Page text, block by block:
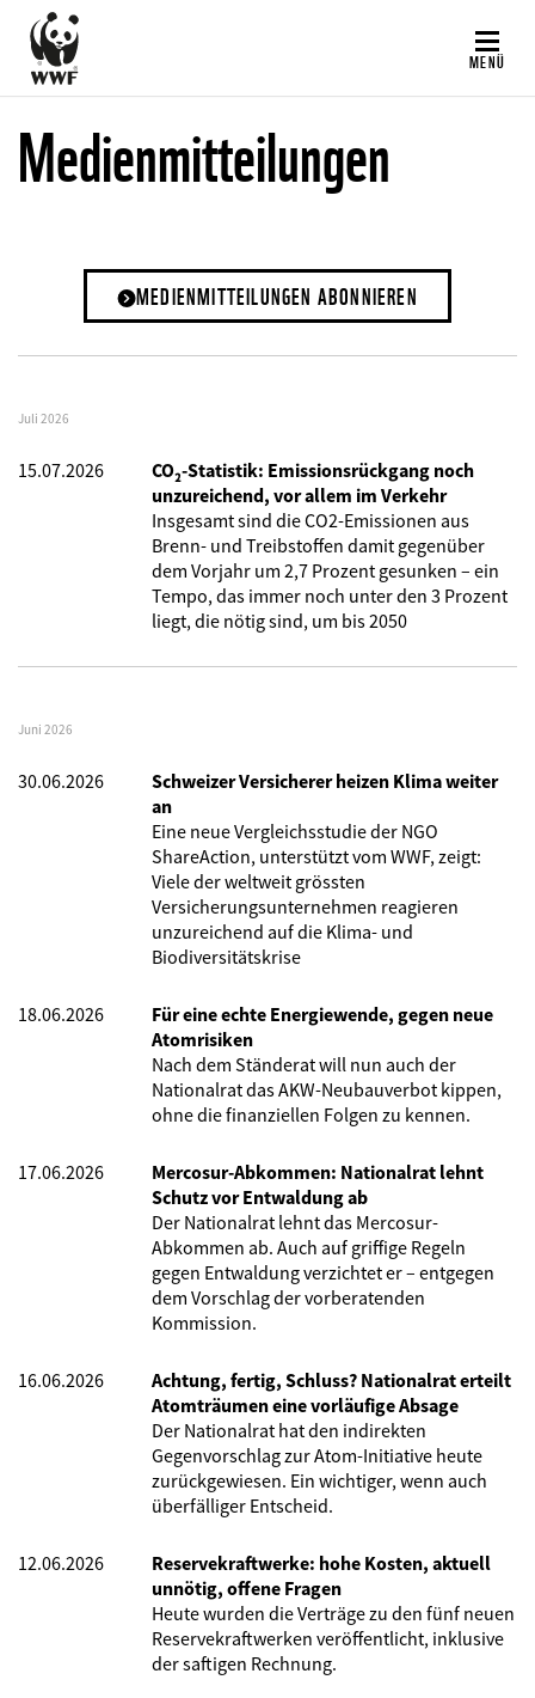
Direkt
zum
Inhalt
MENÜ
Medienmitteilungen
MEDIENMITTEILUNGEN ABONNIEREN
Juli 2026
15.07.2026
CO₂-Statistik: Emissionsrückgang noch
unzureichend, vor allem im Verkehr
Insgesamt sind die CO2-Emissionen aus
Brenn- und Treibstoffen damit gegenüber
dem Vorjahr um 2,7 Prozent gesunken – ein
Tempo, das immer noch unter den 3 Prozent
liegt, die nötig sind, um bis 2050
Juni 2026
30.06.2026
Schweizer Versicherer heizen Klima weiter
an
Eine neue Vergleichsstudie der NGO
ShareAction, unterstützt vom WWF, zeigt:
Viele der weltweit grössten
Versicherungsunternehmen reagieren
unzureichend auf die Klima- und
Biodiversitätskrise
18.06.2026
Für eine echte Energiewende, gegen neue
Atomrisiken
Nach dem Ständerat will nun auch der
Nationalrat das AKW-Neubauverbot kippen,
ohne die finanziellen Folgen zu kennen.
17.06.2026
Mercosur-Abkommen: Nationalrat lehnt
Schutz vor Entwaldung ab
Der Nationalrat lehnt das Mercosur-
Abkommen ab. Auch auf griffige Regeln
gegen Entwaldung verzichtet er – entgegen
dem Vorschlag der vorberatenden
Kommission.
16.06.2026
Achtung, fertig, Schluss? Nationalrat erteilt
Atomträumen eine vorläufige Absage
Der Nationalrat hat den indirekten
Gegenvorschlag zur Atom-Initiative heute
zurückgewiesen. Ein wichtiger, wenn auch
überfälliger Entscheid.
12.06.2026
Reservekraftwerke: hohe Kosten, aktuell
unnötig, offene Fragen
Heute wurden die Verträge zu den fünf neuen
Reservekraftwerken veröffentlicht, inklusive
der saftigen Rechnung.